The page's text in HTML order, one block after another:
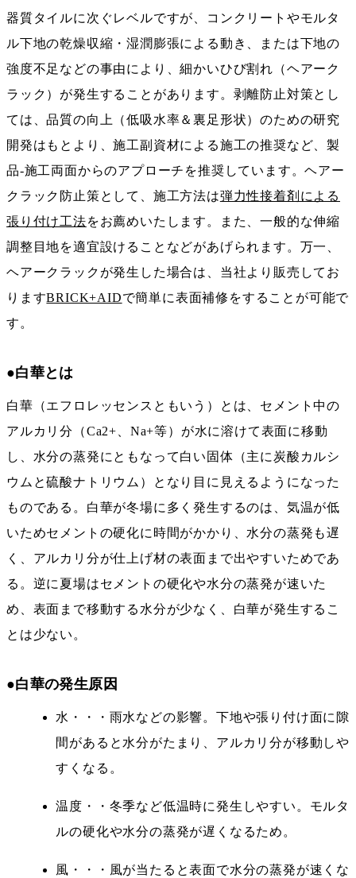
器質タイルに次ぐレベルですが、コンクリートやモルタ
ル下地の乾燥収縮・湿潤膨張による動き、または下地の
強度不足などの事由により、細かいひび割れ（ヘアーク
ラック）が発生することがあります。剥離防止対策とし
ては、品質の向上（低吸水率＆裏足形状）のための研究
開発はもとより、施工副資材による施工の推奨など、製
品-施工両面からのアプローチを推奨しています。ヘアー
クラック防止策として、施工方法は弾力性接着剤による
張り付け工法をお薦めいたします。また、一般的な伸縮
調整目地を適宜設けることなどがあげられます。万一、
ヘアークラックが発生した場合は、当社より販売してお
りますBRICK+AIDで簡単に表面補修をすることが可能で
す。
●白華とは
白華（エフロレッセンスともいう）とは、セメント中の
アルカリ分（Ca2+、Na+等）が水に溶けて表面に移動
し、水分の蒸発にともなって白い固体（主に炭酸カルシ
ウムと硫酸ナトリウム）となり目に見えるようになった
ものである。白華が冬場に多く発生するのは、気温が低
いためセメントの硬化に時間がかかり、水分の蒸発も遅
く、アルカリ分が仕上げ材の表面まで出やすいためであ
る。逆に夏場はセメントの硬化や水分の蒸発が速いた
め、表面まで移動する水分が少なく、白華が発生するこ
とは少ない。
●白華の発生原因
水・・・雨水などの影響。下地や張り付け面に隙
間があると水分がたまり、アルカリ分が移動しや
すくなる。
温度・・冬季など低温時に発生しやすい。モルタ
ルの硬化や水分の蒸発が遅くなるため。
風・・・風が当たると表面で水分の蒸発が速くな